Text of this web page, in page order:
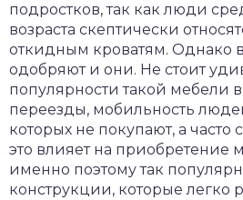
подростков, так как люди
возраста скептически
откидным кроватям.
одобряют и они. Не стоит
популярности такой мебели
переезды, мобильность
которых не покупают, а
это влияет на
именно поэтому так
конструкции, которые легко